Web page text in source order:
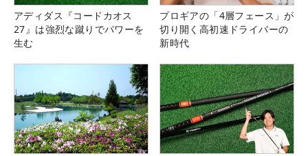
アディダス『コードカオス
27』は強烈な蹴りでパワーを
生む
プロギアの「4層フェース」が
切り開く高初速ドライバーの
新時代